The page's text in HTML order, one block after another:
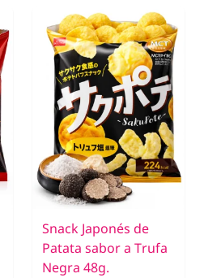
Snack Japonés de
Patata sabor a Trufa
Negra 48g.